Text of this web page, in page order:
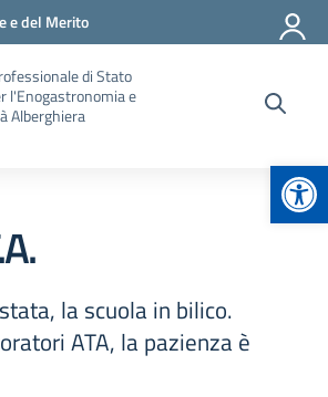
e del Merito
di Stato
l'Enogastronomia e
Alberghiera
la scuola in bilico.
ATA, la pazienza è